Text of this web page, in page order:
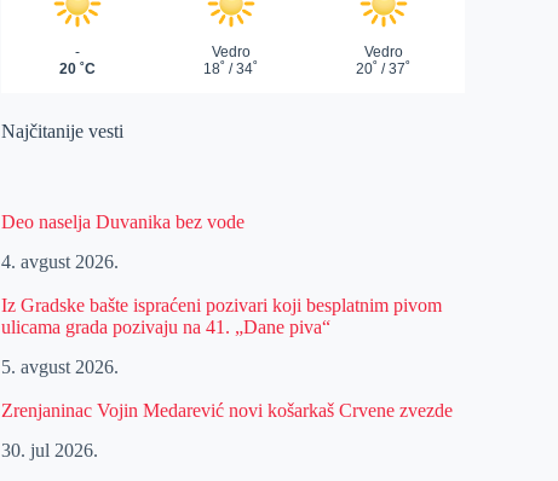
Najčitanije vesti
Deo naselja Duvanika bez vode
4. avgust 2026.
Iz Gradske bašte ispraćeni pozivari koji besplatnim pivom
ulicama grada pozivaju na 41. „Dane piva“
5. avgust 2026.
Zrenjaninac Vojin Medarević novi košarkaš Crvene zvezde
30. jul 2026.